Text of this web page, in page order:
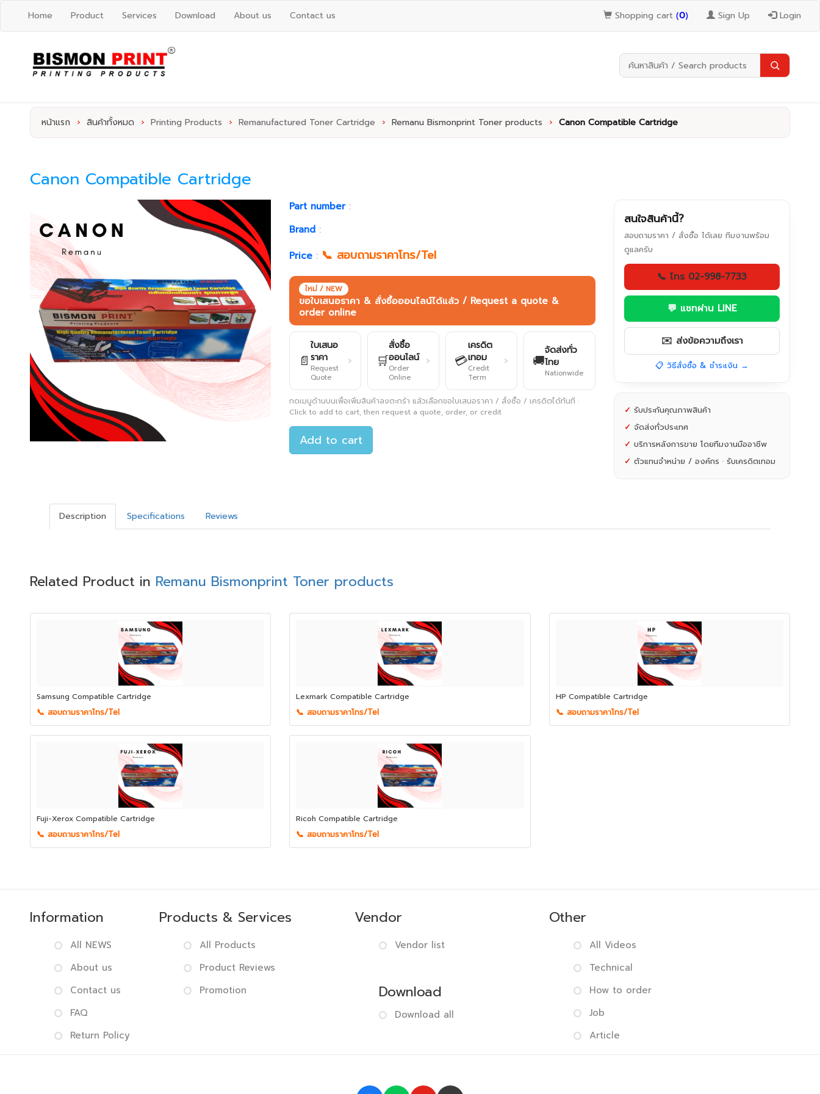
Home Product Services Download About us Contact us Shopping cart (0) Sign Up Login
หน้าแรก › สินค้าทั้งหมด › Printing Products › Remanufactured Toner Cartridge › Remanu Bismonprint Toner products › Canon Compatible Cartridge
Canon Compatible Cartridge
Part number:
Brand :
Price : 📞 สอบถามราคาโทร/Tel
ใหม่ / NEW
ขอใบเสนอราคา & สั่งซื้อออนไลน์ได้แล้ว / Request a quote &
order online
📄
ใบเสนอ
ราคา
Request
Quote
› 🛒
สั่งซื้อ
ออนไลน์
Order
Online
› 💳
เครดิต
เทอม
Credit
Term
› 🚚
จัดส่งทั่ว
ไทย
Nationwide
กดเมนูด้านบนเพื่อเพิ่มสินค้าลงตะกร้า แล้วเลือกขอใบเสนอราคา / สั่งซื้อ / เครดิตได้ทันที ·
Click to add to cart, then request a quote, order, or credit
Add to cart
สนใจสินค้านี้?
สอบถามราคา / สั่งซื้อ ได้เลย ทีมงานพร้อม
ดูแลครับ
📞 โทร 02-998-7733
💬 แชทผ่าน LINE
✉️ ส่งข้อความถึงเรา
📋 วิธีสั่งซื้อ & ชำระเงิน →
✓ รับประกันคุณภาพสินค้า
✓ จัดส่งทั่วประเทศ
✓ บริการหลังการขาย โดยทีมงานมืออาชีพ
✓ ตัวแทนจำหน่าย / องค์กร · รับเครดิตเทอม
Description Specifications Reviews
Related Product in Remanu Bismonprint Toner products
Samsung Compatible Cartridge
📞 สอบถามราคาโทร/Tel
Lexmark Compatible Cartridge
📞 สอบถามราคาโทร/Tel
HP Compatible Cartridge
📞 สอบถามราคาโทร/Tel
Fuji-Xerox Compatible Cartridge
📞 สอบถามราคาโทร/Tel
Ricoh Compatible Cartridge
📞 สอบถามราคาโทร/Tel
Information
All NEWS
About us
Contact us
FAQ
Return Policy
Products & Services
All Products
Product Reviews
Promotion
Vendor
Vendor list
Download
Download all
Other
All Videos
Technical
How to order
Job
Article